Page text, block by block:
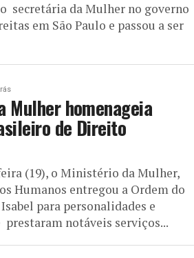
secretária da Mulher no governo
em São Paulo e passou a ser
Mulher homenageia
de Direito
(19), o Ministério da Mulher,
Humanos entregou a Ordem do
para personalidades e
notáveis serviços...